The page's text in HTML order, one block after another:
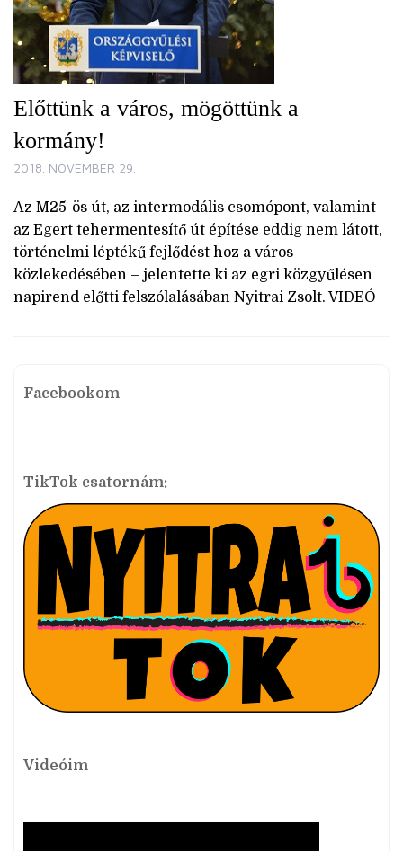
Előttünk a város, mögöttünk a
kormány!
2018. NOVEMBER 29.
Az M25-ös út, az intermodális csomópont, valamint
az Egert tehermentesítő út építése eddig nem látott,
történelmi léptékű fejlődést hoz a város
közlekedésében – jelentette ki az egri közgyűlésen
napirend előtti felszólalásában Nyitrai Zsolt. VIDEÓ
Facebookom
TikTok csatornám:
Videóim